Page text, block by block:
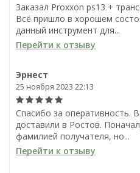
Заказал Proxxon ps13 +
Всё пришло в хорошем
данный инструмент для...
Перейти к отзыву
Эрнест
25 ноября 2023 22:13
Спасибо за оперативность.
доставили в Ростов.
фамилией получателя, но...
Перейти к отзыву